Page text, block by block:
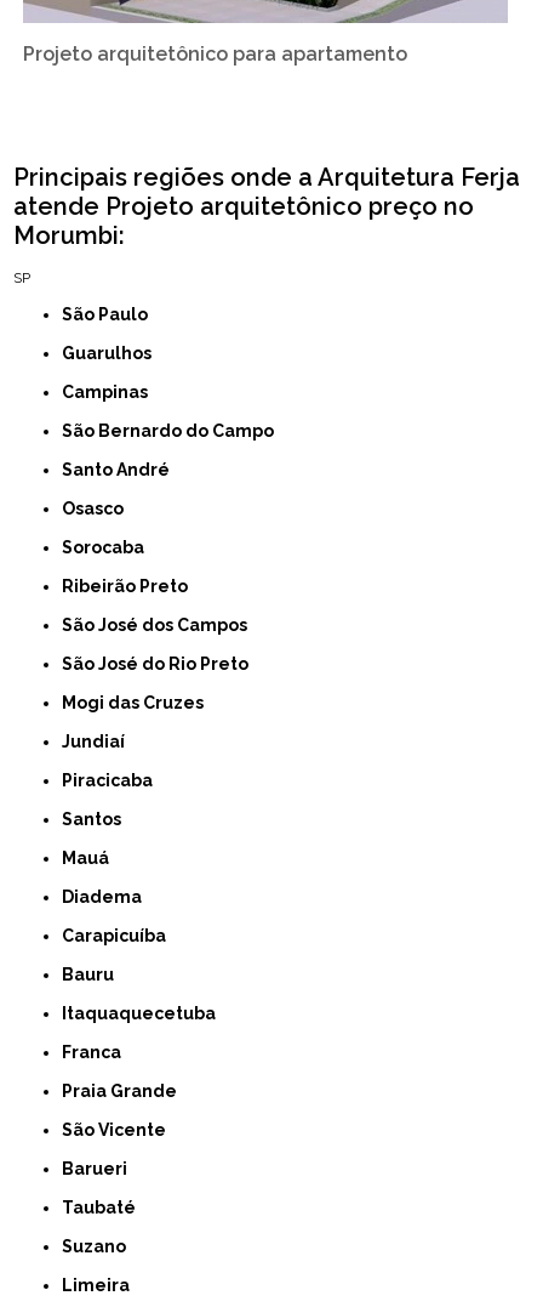
Projeto arquitetônico para apartamento
Principais regiões onde a Arquitetura Ferja
atende Projeto arquitetônico preço no
Morumbi:
SP
São Paulo
Guarulhos
Campinas
São Bernardo do Campo
Santo André
Osasco
Sorocaba
Ribeirão Preto
São José dos Campos
São José do Rio Preto
Mogi das Cruzes
Jundiaí
Piracicaba
Santos
Mauá
Diadema
Carapicuíba
Bauru
Itaquaquecetuba
Franca
Praia Grande
São Vicente
Barueri
Taubaté
Suzano
Limeira